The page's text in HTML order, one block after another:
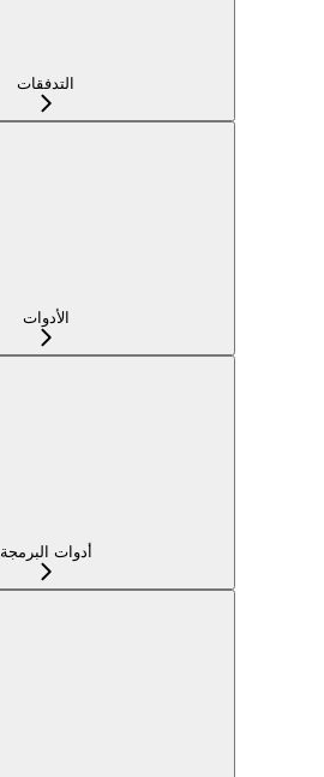
التدفقات
الأدوات
أدوات البرمجة